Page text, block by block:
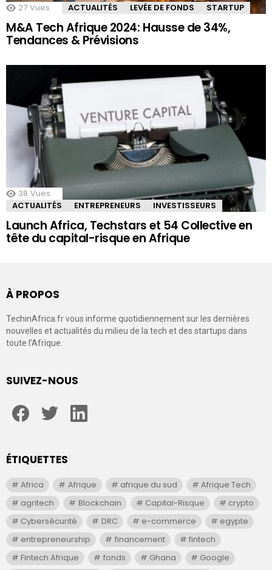
27 Vues ACTUALITÉS LEVÉE DE FONDS STARTUP
M&A Tech Afrique 2024: Hausse de 34%,
Tendances & Prévisions
38 Vues
ACTUALITÉS
ENTREPRENEURS INVESTISSEURS
Launch Africa, Techstars et 54 Collective en
tête du capital-risque en Afrique
À PROPOS
TechinAfrica.fr vous informe quotidiennement sur les dernières
nouvelles et actualités du milieu de la tech et des startups dans
toute l’Afrique.
SUIVEZ-NOUS
ÉTIQUETTES
Africa Afrique afrique du sud
Afrique Tech
agritech
Blockchain Capital-Risque
crypto
Cybersécurité
DRC e-commerce
egypte
entrepreneurship
financement
fintech
Fintech Afrique
fonds Ghana
Google